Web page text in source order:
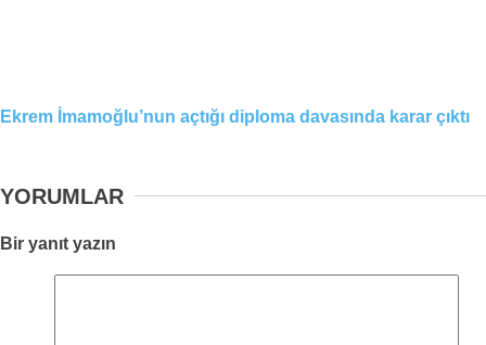
Ekrem İmamoğlu’nun açtığı diploma davasında karar çıktı
YORUMLAR
Bir yanıt yazın